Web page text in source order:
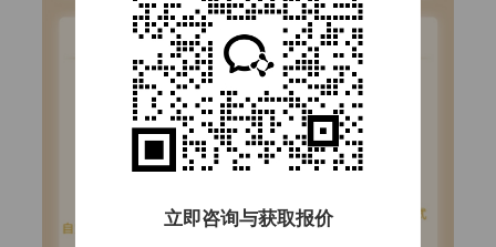
立即咨询与获取报价